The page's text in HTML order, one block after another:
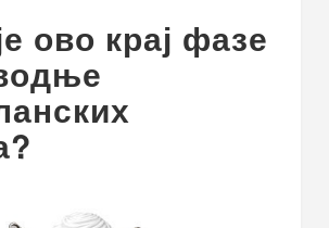
ово крај фазе